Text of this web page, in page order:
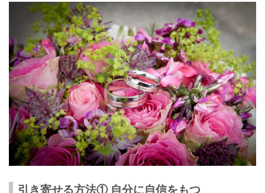
結婚を焦らない
結婚を引き寄せよう！
引き寄せる方法① 自分に自信をもつ